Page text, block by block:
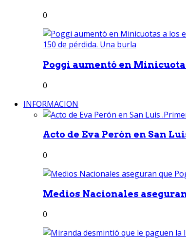
0
Poggi aumentó en
0
INFORMACION
Acto de Eva Perón en San
0
Medios Nacionales
0